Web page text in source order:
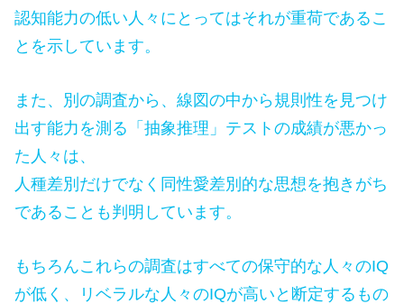
認知能力の低い人々にとってはそれが重荷であるこ
とを示しています。
また、別の調査から、線図の中から規則性を見つけ
出す能力を測る「抽象推理」テストの成績が悪かっ
た人々は、
人種差別だけでなく同性愛差別的な思想を抱きがち
であることも判明しています。
もちろんこれらの調査はすべての保守的な人々のIQ
が低く、リベラルな人々のIQが高いと断定するもの